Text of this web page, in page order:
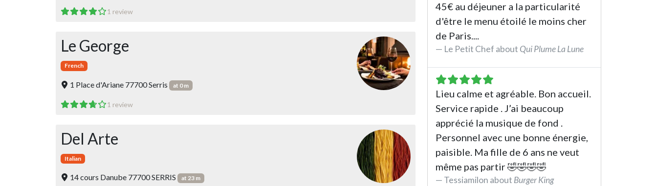
45€ au déjeuner a la particularité
d'être le menu étoilé le moins cher
de Paris....
Le Petit Chef about Qui Plume La Lune
See the review
Lieu calme et agréable. Bon accueil.
Service rapide . J’ai beaucoup
apprécié la musique de fond .
Personnel avec une bonne énergie,
paisible. Ma fille de 6 ans ne veut
même pas partir 🤣🤣🤣🤣
Tessiamilon about Burger King
1 review
Le George
French
1 Place d'Ariane 77700 Serris at 0 m
1 review
Del Arte
Italian
14 cours Danube 77700 SERRIS at 23 m